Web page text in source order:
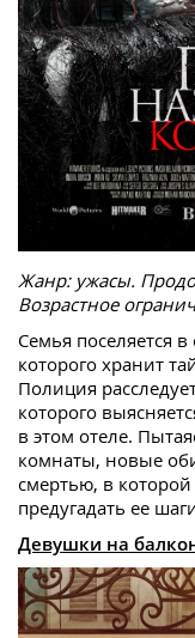
Жанр: ужасы.
Возрастное
Семья поселяется
которого хранит
Полиция
которого
в этом отеле.
комнаты, новые
смертью, в
предугадать ее
Девушки на